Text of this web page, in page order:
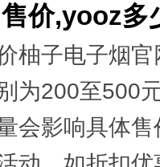
价,yooz多
柚子电子烟
为200至500
会影响具体